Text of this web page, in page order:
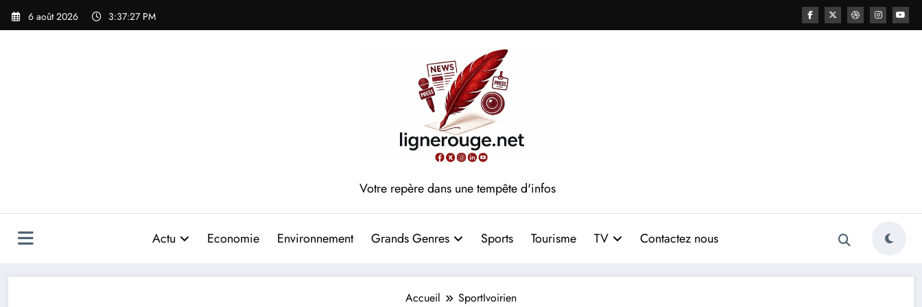
Aller
6 août 2026 3:37:27 PM
Votre repère dans une tempête d'infos
Actu Economie Environnement Grands Genres Sports Tourisme TV Contactez nous
Accueil SportIvoirien